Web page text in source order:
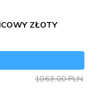
ZŁOTY
1863,00 PLN